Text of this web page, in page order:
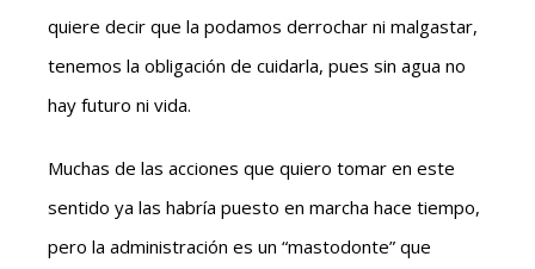
quiere decir que la podamos derrochar ni malgastar,
tenemos la obligación de cuidarla, pues sin agua no
hay futuro ni vida.
Muchas de las acciones que quiero tomar en este
sentido ya las habría puesto en marcha hace tiempo,
pero la administración es un “mastodonte” que